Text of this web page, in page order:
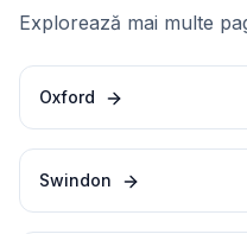
Explorează mai multe
Oxford
Swindon